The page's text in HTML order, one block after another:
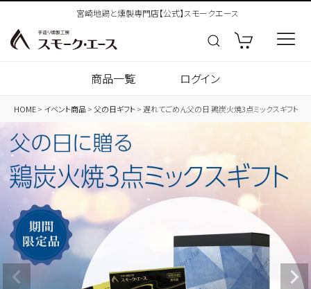
宮崎地鶏と燻製専門店【公式】スモークエース
商品一覧 ログイン
HOME イベント商品 父の日ギフト 遅れてごめん父の日 鶏炭火焼3点ミックスギフト